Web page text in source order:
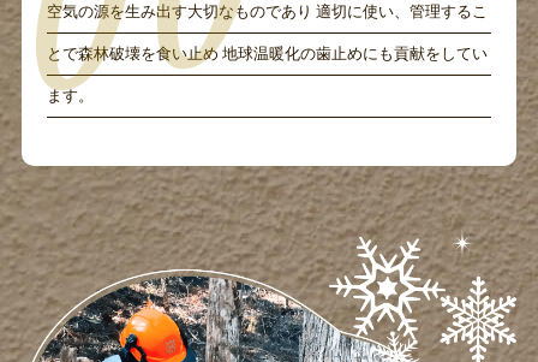
空気の源を生み出す大切なものであり 適切に使い、管理するこ
とで森林破壊を食い止め 地球温暖化の歯止めにも貢献をしてい
ます。